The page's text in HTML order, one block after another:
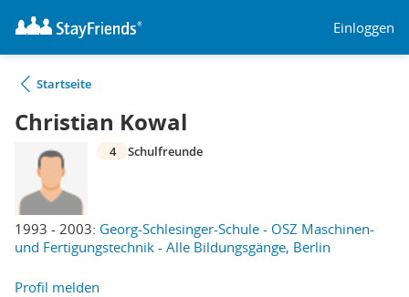
Einloggen
Startseite
Christian Kowal
1993 - 2003: Georg-Schlesinger-Schule - OSZ Maschinen-
und Fertigungstechnik - Alle Bildungsgänge, Berlin
4 Schulfreunde
Profil melden